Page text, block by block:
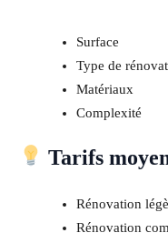
Surface
Type de
Matériaux
Complexité
Tarifs
Rénovation
Rénovation